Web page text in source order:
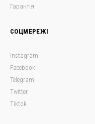
Гарантія
СОЦМЕРЕЖІ
Instagram
Facebook
Telegram
Twitter
Tiktok